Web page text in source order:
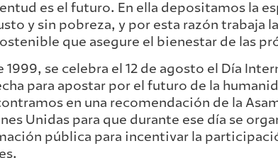
es el futuro. En ella depositamos la
y sin pobreza, y por esta razón trabaja
que asegure el bienestar de las
1999, se celebra el 12 de agosto el Día
para apostar por el futuro de la
en una recomendación de la
Unidas para que durante ese día se
pública para incentivar la